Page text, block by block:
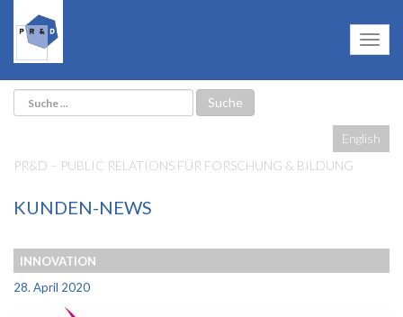
English
PR&D – PUBLIC RELATIONS FÜR FORSCHUNG & BILDUNG
KUNDEN-NEWS
INNOVATION
28. April 2020